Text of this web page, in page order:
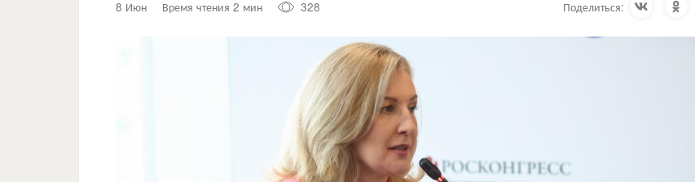
8 Июн Время чтения 2 мин 328 Поделиться: